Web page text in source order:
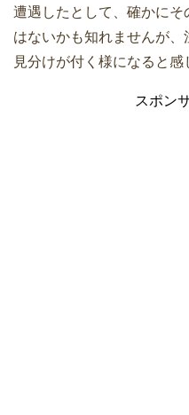
遭遇したとして、確かに
はないかも知れませんが、
見分けが付く様になると感
スポン